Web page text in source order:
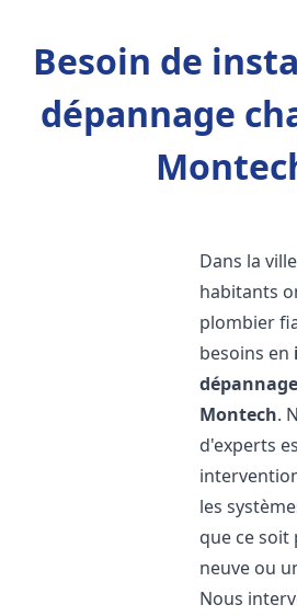
Besoin de
dépannage
Dans la
habitants
plombier
besoins en
Montech.
d'experts
les
que ce
neuve ou
Nous